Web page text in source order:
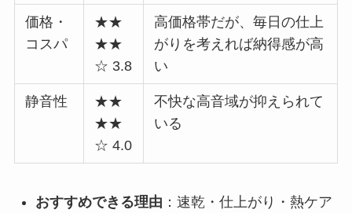
価格・
コスパ
★★
★★
☆ 3.8
高価格帯だが、毎日の仕上
がりを考えれば納得感が高
い
静音性
★★
★★
☆ 4.0
不快な高音域が抑えられて
いる
おすすめできる理由 ：速乾・仕上がり・熱ケア